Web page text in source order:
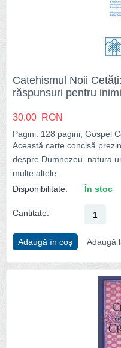
Catehismul Noii
răspunsuri pentru
30.00 RON
Pagini: 128 pagini, Gospel
Această carte concisă
despre Dumnezeu, natura
multe altele.
Disponibilitate:
În stoc
Cantitate:
Adaugă în coș Adaugă